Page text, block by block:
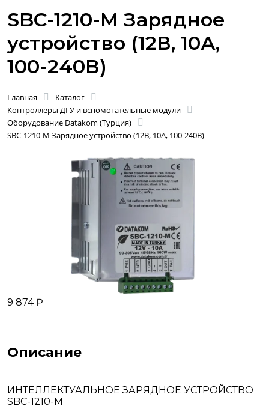
SBC-1210-M Зарядное
устройство (12В, 10А,
100-240В)
Главная
Каталог
Контроллеры ДГУ и вспомогательные модули
Оборудование Datakom (Турция)
SBC-1210-M Зарядное устройство (12В, 10А, 100-240В)
9 874 ₽
Описание
ИНТЕЛЛЕКТУАЛЬНОЕ ЗАРЯДНОЕ УСТРОЙСТВО
SBC-1210-M